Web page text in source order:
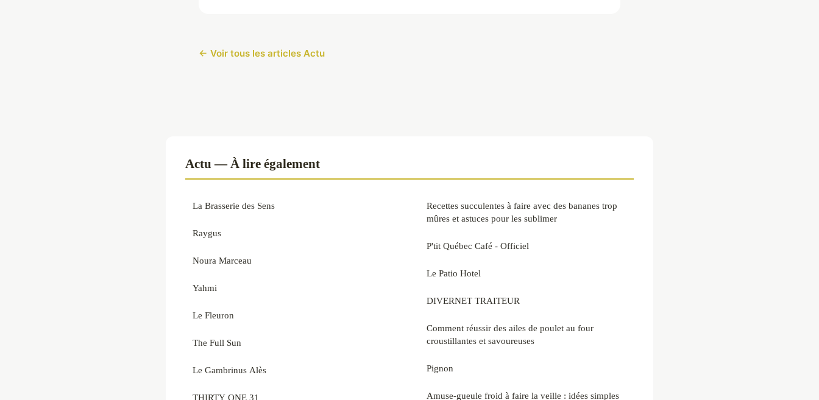
← Voir tous les articles Actu
Actu — À lire également
La Brasserie des Sens
Raygus
Noura Marceau
Yahmi
Le Fleuron
The Full Sun
Le Gambrinus Alès
THIRTY ONE 31
Recettes succulentes à faire avec des bananes trop
mûres et astuces pour les sublimer
P'tit Québec Café - Officiel
Le Patio Hotel
DIVERNET TRAITEUR
Comment réussir des ailes de poulet au four
croustillantes et savoureuses
Pignon
Amuse-gueule froid à faire la veille : idées simples